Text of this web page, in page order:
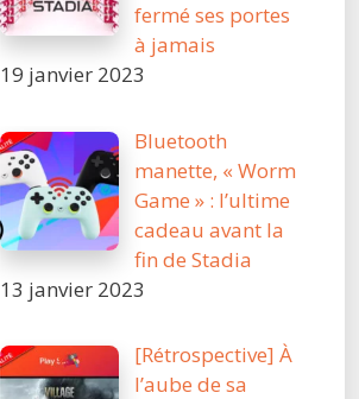
fermé ses portes
à jamais
19 janvier 2023
Bluetooth
manette, « Worm
Game » : l’ultime
cadeau avant la
fin de Stadia
13 janvier 2023
[Rétrospective] À
l’aube de sa